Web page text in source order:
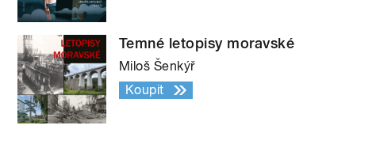
Temné letopisy moravské
Miloš Šenkýř
Koupit